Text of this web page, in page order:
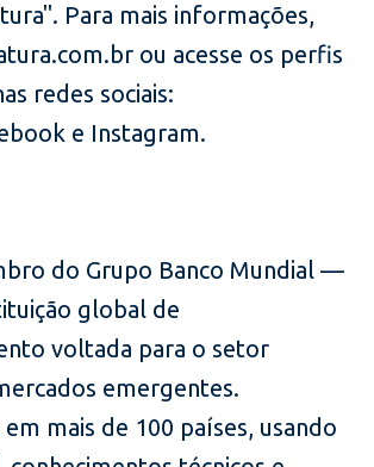
Para mais informações,
ou acesse os perfis
redes sociais:
e Instagram.
do Grupo Banco Mundial —
global de
voltada para o setor
emergentes.
mais de 100 países, usando